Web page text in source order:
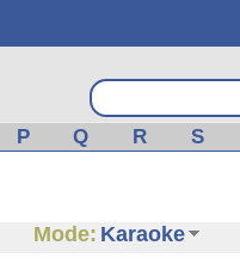
P Q R S
Mode: Karaoke